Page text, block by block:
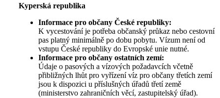
Kyperská republika
Informace pro občany České republiky:
K vycestování je potřeba občanský průkaz nebo cestovní
pas platný minimálně po dobu pobytu. Vízum není od
vstupu České republiky do Evropské unie nutné.
Informace pro občany ostatních zemí:
Údaje o pasových a vízových požadavcích včetně
přibližných lhůt pro vyřízení víz pro občany třetích zemí
jsou k dispozici u příslušných úřadů třetí země
(ministerstvo zahraničních věcí, zastupitelský úřad).